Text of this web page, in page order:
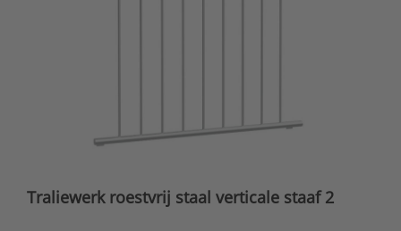
Traliewerk roestvrij staal verticale staaf 2